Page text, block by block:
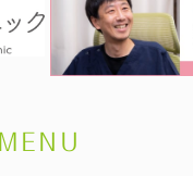
MENU